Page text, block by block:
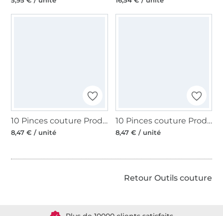
10 Pinces couture Prodige Clover. vert fluo
8,47 € / unité
10 Pinces couture Prodige Clover. rouge
8,47 € / unité
Retour Outils couture
Plus de 10000 clients satisfaits